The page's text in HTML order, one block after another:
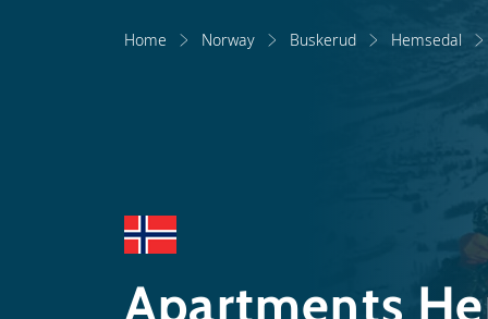
Home Norway Buskerud Hemsedal
Apartments